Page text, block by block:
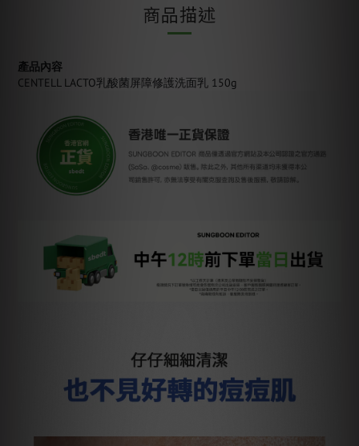
商品描述
產品內容
CENTELL LACTO乳酸菌屏障修護洗面乳 150g